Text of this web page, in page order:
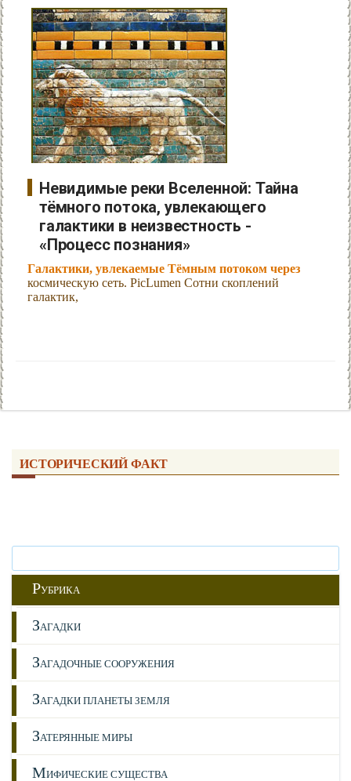
Невидимые реки Вселенной: Тайна
тёмного потока, увлекающего
галактики в неизвестность -
«Процесс познания»
Галактики, увлекаемые Тёмным потоком через
космическую сеть. PicLumen Сотни скоплений
галактик,
ИСТОРИЧЕСКИЙ ФАКТ
РУБРИКА
ЗАГАДКИ
ЗАГАДОЧНЫЕ СООРУЖЕНИЯ
ЗАГАДКИ ПЛАНЕТЫ ЗЕМЛЯ
ЗАТЕРЯННЫЕ МИРЫ
МИФИЧЕСКИЕ СУЩЕСТВА